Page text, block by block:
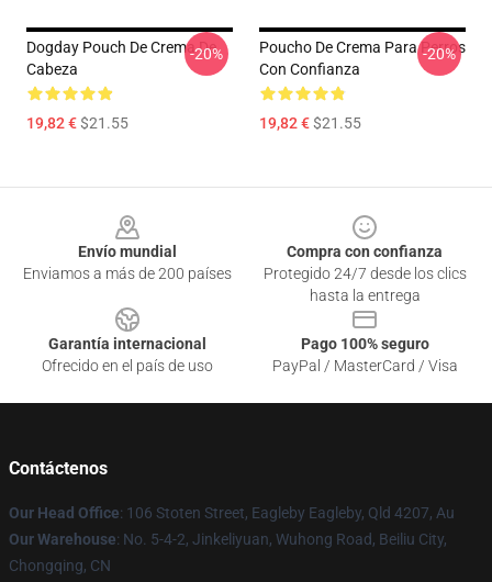
Dogday Pouch De Crema De
Cabeza
19,82 €$21.55
-20%
Poucho De Crema Para Perros
Con Confianza
19,82 €$21.55
-20%
Envío mundial
Enviamos a más de 200 países
Compra con confianza
Protegido 24/7 desde los clics
hasta la entrega
Garantía internacional
Ofrecido en el país de uso
Pago 100% seguro
PayPal / MasterCard / Visa
Contáctenos
Our Head Office: 106 Stoten Street, Eagleby Eagleby, Qld 4207, Au
Our Warehouse: No. 5-4-2, Jinkeliyuan, Wuhong Road, Beiliu City,
Chongqing, CN